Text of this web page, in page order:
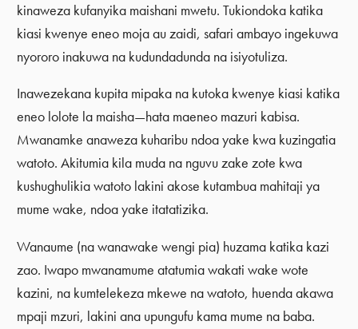
kinaweza kufanyika maishani mwetu. Tukiondoka katika
kiasi kwenye eneo moja au zaidi, safari ambayo ingekuwa
nyororo inakuwa na kudundadunda na isiyotuliza.
Inawezekana kupita mipaka na kutoka kwenye kiasi katika
eneo lolote la maisha—hata maeneo mazuri kabisa.
Mwanamke anaweza kuharibu ndoa yake kwa kuzingatia
watoto. Akitumia kila muda na nguvu zake zote kwa
kushughulikia watoto lakini akose kutambua mahitaji ya
mume wake, ndoa yake itatatizika.
Wanaume (na wanawake wengi pia) huzama katika kazi
zao. Iwapo mwanamume atatumia wakati wake wote
kazini, na kumtelekeza mkewe na watoto, huenda akawa
mpaji mzuri, lakini ana upungufu kama mume na baba.